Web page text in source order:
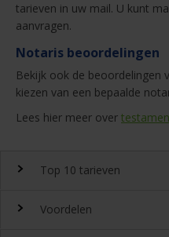
tarieven in uw mail. U kunt
aanvragen.
Notaris beoordelingen
Bekijk ook de beoordelingen
kiezen van een bepaalde
Lees hier meer over
Top 10 tarieven
Voordelen